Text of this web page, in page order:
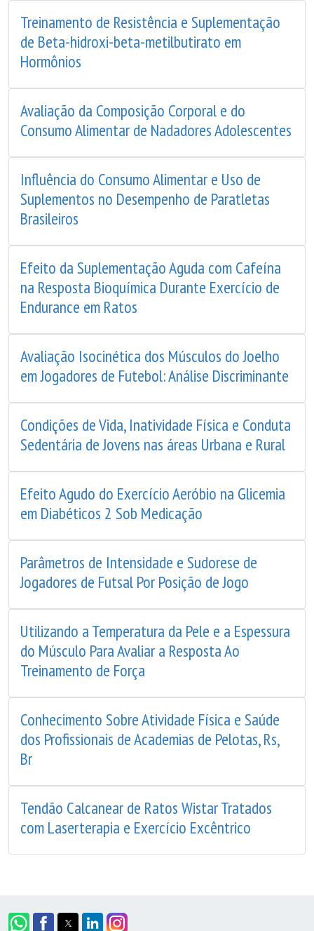
Treinamento de Resistência e Suplementação
de Beta-hidroxi-beta-metilbutirato em
Hormônios
Avaliação da Composição Corporal e do
Consumo Alimentar de Nadadores Adolescentes
Influência do Consumo Alimentar e Uso de
Suplementos no Desempenho de Paratletas
Brasileiros
Efeito da Suplementação Aguda com Cafeína
na Resposta Bioquímica Durante Exercício de
Endurance em Ratos
Avaliação Isocinética dos Músculos do Joelho
em Jogadores de Futebol: Análise Discriminante
Condições de Vida, Inatividade Física e Conduta
Sedentária de Jovens nas áreas Urbana e Rural
Efeito Agudo do Exercício Aeróbio na Glicemia
em Diabéticos 2 Sob Medicação
Parâmetros de Intensidade e Sudorese de
Jogadores de Futsal Por Posição de Jogo
Utilizando a Temperatura da Pele e a Espessura
do Músculo Para Avaliar a Resposta Ao
Treinamento de Força
Conhecimento Sobre Atividade Física e Saúde
dos Profissionais de Academias de Pelotas, Rs,
Br
Tendão Calcanear de Ratos Wistar Tratados
com Laserterapia e Exercício Excêntrico